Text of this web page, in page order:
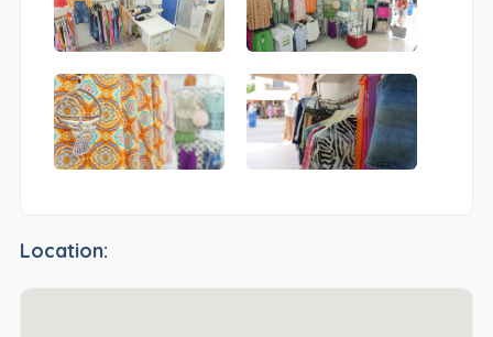
Location: